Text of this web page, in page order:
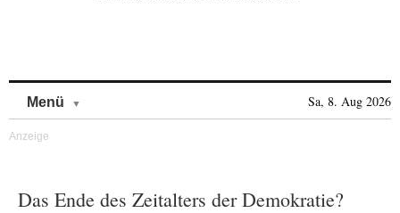
Menü Sa, 8. Aug 2026
Das Ende des Zeitalters der Demokratie?